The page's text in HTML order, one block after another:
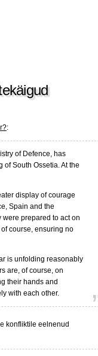
:
of Defence, has
South Ossetia. At the
display of courage
Spain and the
were prepared to act on
of course, ensuring no
is unfolding reasonably
are, of course, on
their hands and
with each other.
konfliktile eelnenud